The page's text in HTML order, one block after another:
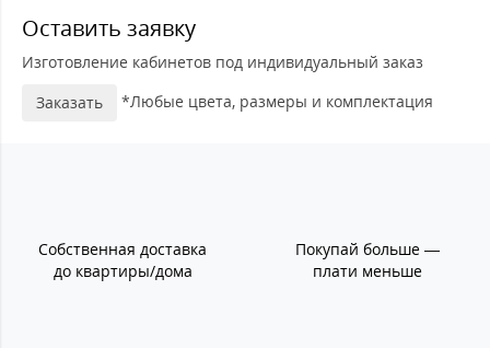
Оставить заявку
Изготовление кабинетов под индивидуальный заказ
Заказать
*Любые цвета, размеры и комплектация
Собственная доставка
до квартиры/дома
Покупай больше —
плати меньше